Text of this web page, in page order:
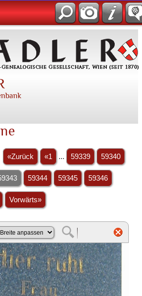
«Zurück «1 ... 59339 59340
59344 59345 59346
Vorwärts»